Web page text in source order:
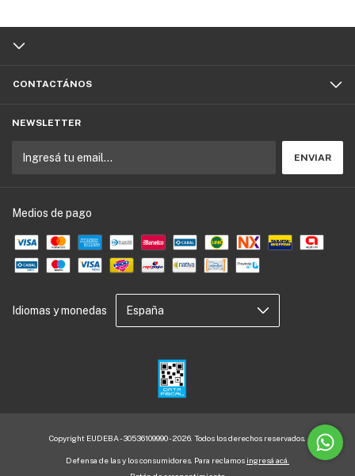
CONTACTÁNOS
NEWSLETTER
Medios de pago
Idiomas y monedas
Copyright EUDEBA - 30536109990 - 2026. Todos los derechos reservados.
Defensa de las y los consumidores. Para reclamos ingresá acá.